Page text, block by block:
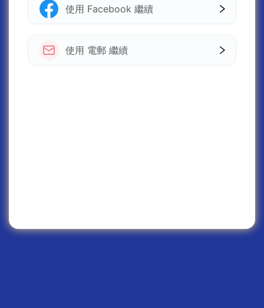
使用 Facebook 繼續
使用 電郵 繼續